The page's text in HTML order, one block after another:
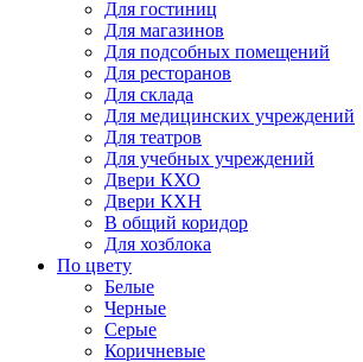
Для гостиниц
Для магазинов
Для подсобных помещений
Для ресторанов
Для склада
Для медицинских учреждений
Для театров
Для учебных учреждений
Двери КХО
Двери КХН
В общий коридор
Для хозблока
По цвету
Белые
Черные
Серые
Коричневые